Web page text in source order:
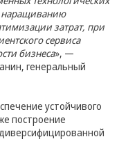
наращиванию
затрат, при
сервиса
бизнеса», —
генеральный
устойчивого
построение